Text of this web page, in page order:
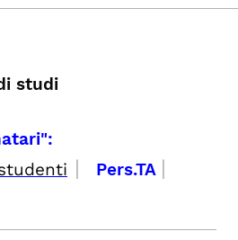
studi
| Pers.TA |